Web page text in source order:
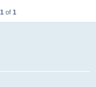
1 of 1